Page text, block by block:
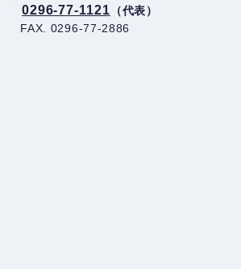
0296-77-1121 （代表）
FAX. 0296-77-2886